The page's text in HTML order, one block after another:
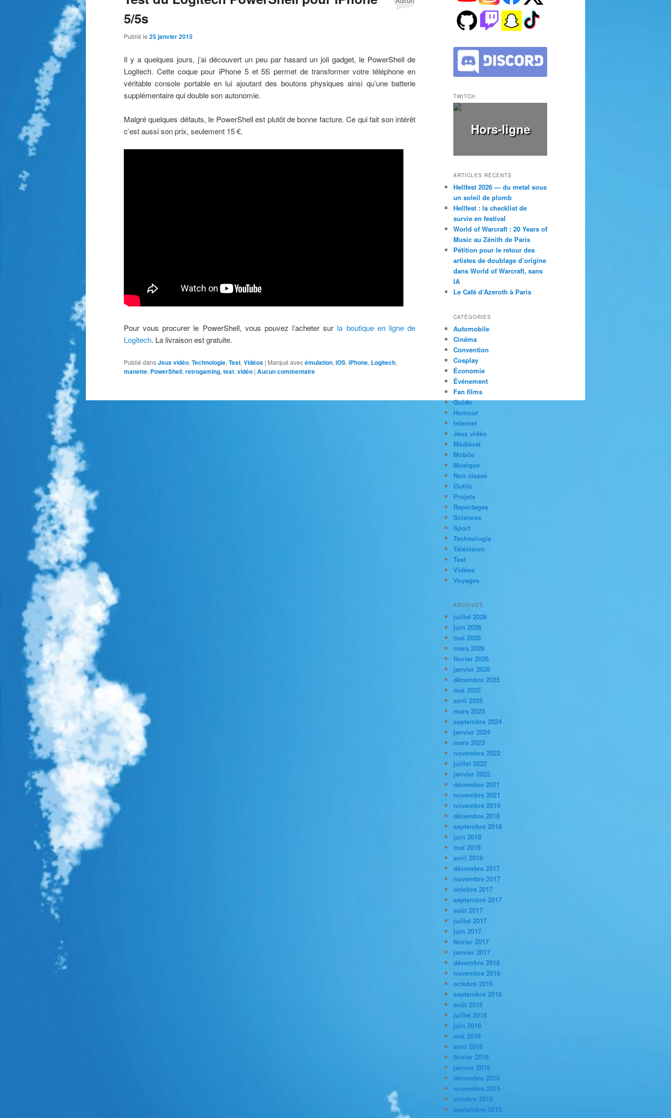
5/5s
Publié le 25 janvier 2015
Il y a quelques jours, j’ai découvert un peu par hasard un joli gadget, le PowerShell de
Logitech. Cette coque pour iPhone 5 et 5S permet de transformer votre téléphone en
véritable console portable en lui ajoutant des boutons physiques ainsi qu’une batterie
supplémentaire qui double son autonomie.
Malgré quelques défauts, le PowerShell est plutôt de bonne facture. Ce qui fait son intérêt
c’est aussi son prix, seulement 15 €.
Pour vous procurer le PowerShell, vous pouvez l’acheter sur la boutique en ligne de
Logitech. La livraison est gratuite.
Publié dansJeux vidéo, Technologie, Test, Vidéos | Marqué avecémulation, iOS, iPhone, Logitech,
manette, PowerShell, retrogaming, test, vidéo | Aucun commentaire
TWITCH
Hors-ligne
ARTICLES RÉCENTS
Hellfest 2026 — du metal sous
un soleil de plomb
Hellfest : la checklist de
survie en festival
World of Warcraft : 20 Years of
Music au Zénith de Paris
Pétition pour le retour des
artistes de doublage d’origine
dans World of Warcraft, sans
IA
Le Café d’Azeroth à Paris
CATÉGORIES
Automobile
Cinéma
Convention
Cosplay
Économie
Événement
Fan films
Guide
Humour
Internet
Jeux vidéo
Médiéval
Mobile
Musique
Non classé
Outils
Projets
Reportages
Sciences
Sport
Technologie
Télévision
Test
Vidéos
Voyages
ARCHIVES
juillet 2026
juin 2026
mai 2026
mars 2026
février 2026
janvier 2026
décembre 2025
mai 2025
avril 2025
mars 2025
septembre 2024
janvier 2024
mars 2023
novembre 2022
juillet 2022
janvier 2022
décembre 2021
novembre 2021
novembre 2019
décembre 2018
septembre 2018
juin 2018
mai 2018
avril 2018
décembre 2017
novembre 2017
octobre 2017
septembre 2017
août 2017
juillet 2017
juin 2017
février 2017
janvier 2017
décembre 2016
novembre 2016
octobre 2016
septembre 2016
août 2016
juillet 2016
juin 2016
mai 2016
avril 2016
février 2016
janvier 2016
décembre 2015
novembre 2015
octobre 2015
septembre 2015